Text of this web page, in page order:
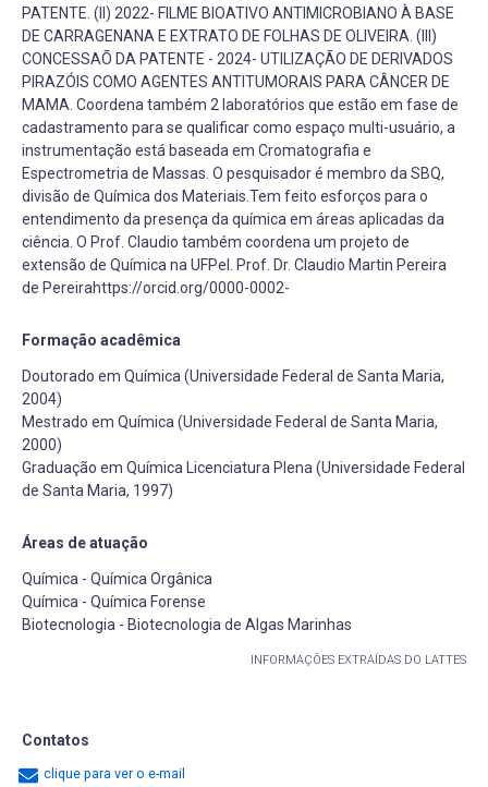
PATENTE. (II) 2022- FILME BIOATIVO ANTIMICROBIANO À BASE
DE CARRAGENANA E EXTRATO DE FOLHAS DE OLIVEIRA. (III)
CONCESSAÕ DA PATENTE - 2024- UTILIZAÇÃO DE DERIVADOS
PIRAZÓIS COMO AGENTES ANTITUMORAIS PARA CÂNCER DE
MAMA. Coordena também 2 laboratórios que estão em fase de
cadastramento para se qualificar como espaço multi-usuário, a
instrumentação está baseada em Cromatografia e
Espectrometria de Massas. O pesquisador é membro da SBQ,
divisão de Química dos Materiais.Tem feito esforços para o
entendimento da presença da química em áreas aplicadas da
ciência. O Prof. Claudio também coordena um projeto de
extensão de Química na UFPel. Prof. Dr. Claudio Martin Pereira
de Pereirahttps://orcid.org/0000-0002-
Formação acadêmica
Doutorado em Química (Universidade Federal de Santa Maria,
2004)
Mestrado em Química (Universidade Federal de Santa Maria,
2000)
Graduação em Química Licenciatura Plena (Universidade Federal
de Santa Maria, 1997)
Áreas de atuação
Química - Química Orgânica
Química - Química Forense
Biotecnologia - Biotecnologia de Algas Marinhas
INFORMAÇÕES EXTRAÍDAS DO LATTES
Contatos
clique para ver o e-mail